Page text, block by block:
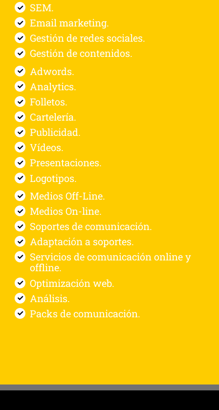
SEM.
Email marketing.
Gestión de redes sociales.
Gestión de contenidos.
Adwords.
Analytics.
Folletos.
Cartelería.
Publicidad.
Vídeos.
Presentaciones.
Logotipos.
Medios Off-Line.
Medios On-line.
Soportes de comunicación.
Adaptación a soportes.
Servicios de comunicación online y
offline.
Optimización web.
Análisis.
Packs de comunicación.